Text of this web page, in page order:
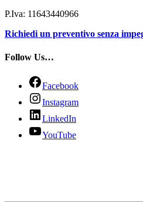
P.Iva: 11643440966
Richiedi un preventivo senza
Follow Us…
Facebook
Instagram
LinkedIn
YouTube